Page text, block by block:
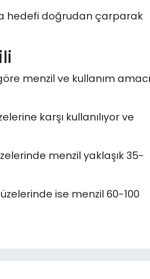
hedefi doğrudan çarparak
menzil ve kullanım amacı
karşı kullanılıyor ve
menzil yaklaşık 35-
ise menzil 60-100